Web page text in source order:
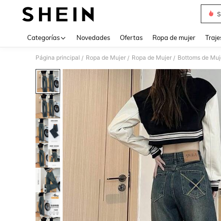
Categorías Novedades Ofertas Ropa de mujer
Página principal / Ropa de Mujer / Ropa de Mujer / Bottoms de